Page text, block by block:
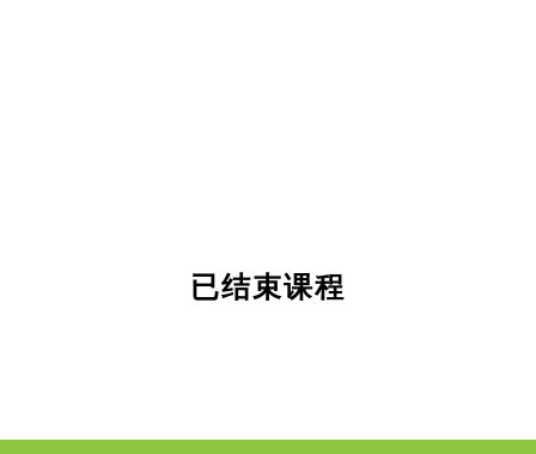
已结束课程